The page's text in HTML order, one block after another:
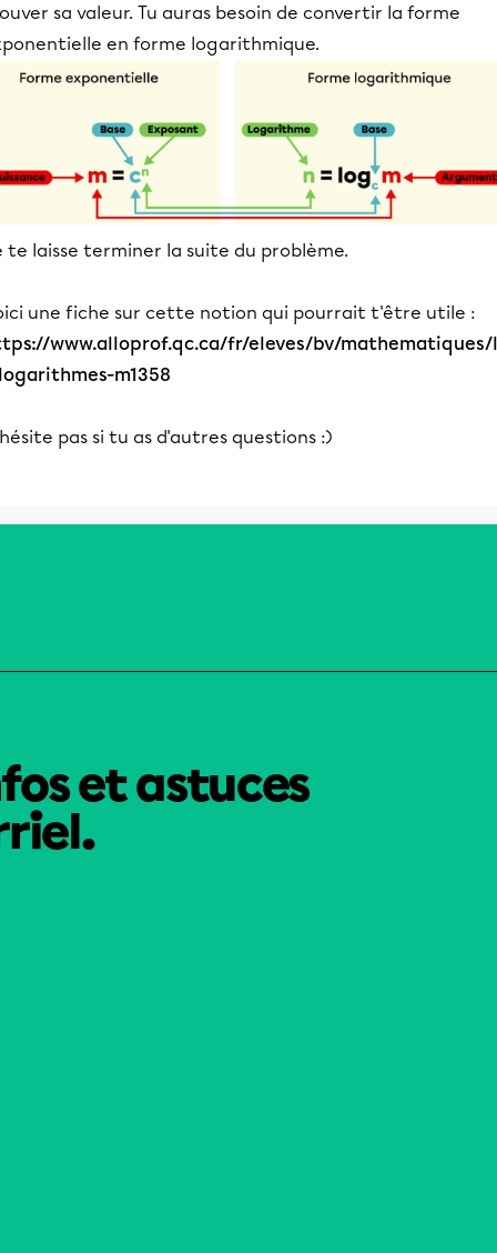
sa valeur. Tu auras besoin de convertir la forme
en forme logarithmique.
te laisse terminer la suite du problème.
une fiche sur cette notion qui pourrait t'être utile :
www.alloprof.qc.ca/fr/eleves/bv/mathematiques/
m1358
pas si tu as d'autres questions :)
et astuces